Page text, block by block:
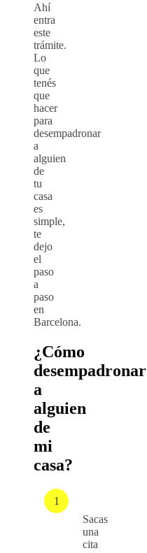
Ahí
entra
este
trámite.
Lo
que
tenés
que
hacer
para
desempadronar
a
alguien
de
tu
casa
es
simple,
te
dejo
el
paso
a
paso
en
Barcelona.
¿Cómo
desempadronar
a
alguien
de
mi
casa?
Sacas
una
cita